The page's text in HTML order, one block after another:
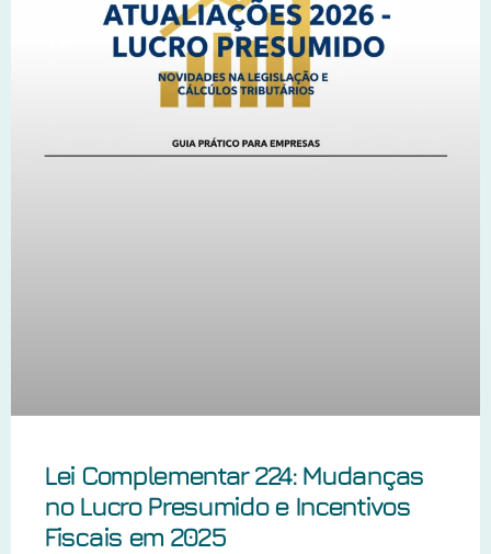
Lei Complementar 224: Mudanças
no Lucro Presumido e Incentivos
Fiscais em 2025